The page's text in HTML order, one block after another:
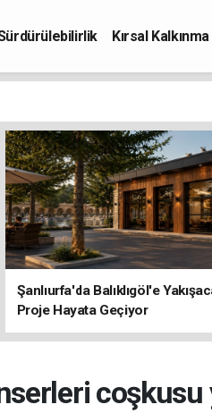
Kırsal Kalkınma
Şanlıurfa'da Balıklıgöl'e
Proje Hayata Geçiyor
coşkusu